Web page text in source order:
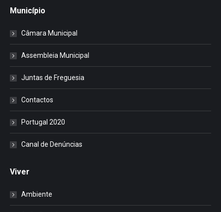
Município
Câmara Municipal
Assembleia Municipal
Juntas de Freguesia
Contactos
Portugal 2020
Canal de Denúncias
Viver
Ambiente